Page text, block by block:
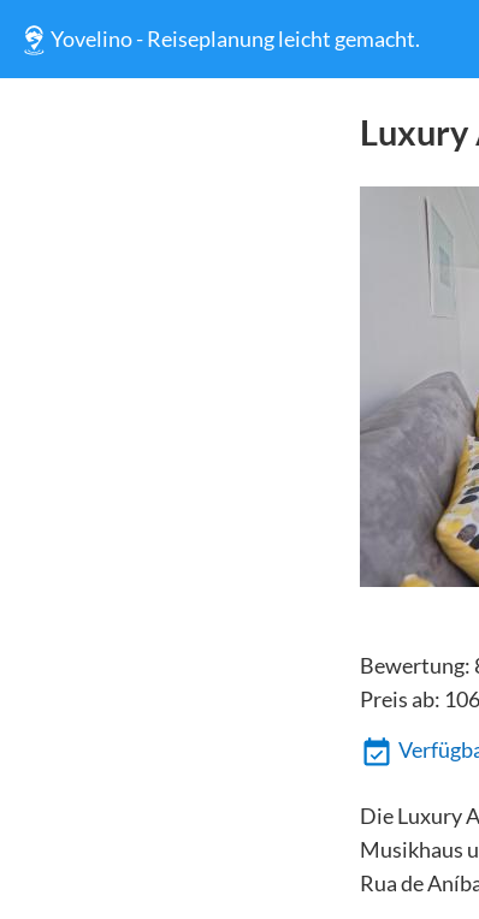
Yovelino - Reiseplanung leicht gemacht.
Luxury
Bewertung:
Preis ab: 106
Die Luxury
Musikhaus
Rua de